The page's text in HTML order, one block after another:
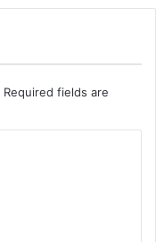
Required fields are